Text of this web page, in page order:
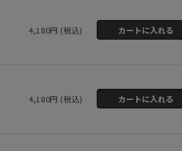
4,180円 (税込)
4,180円 (税込)